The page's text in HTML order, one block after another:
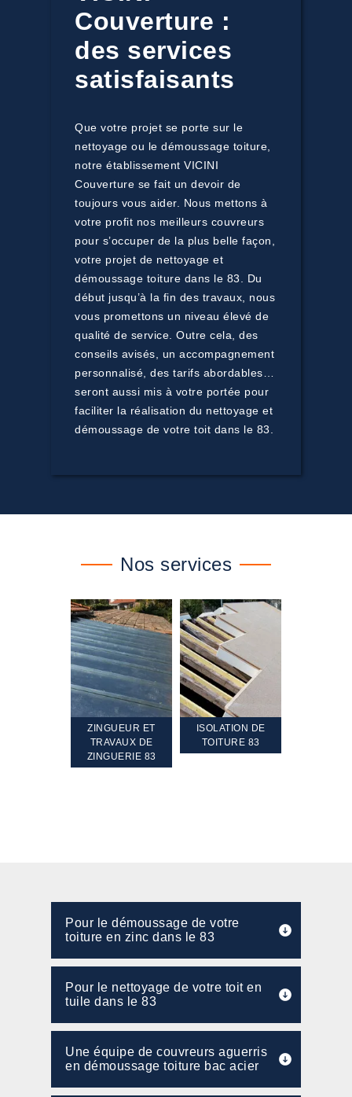
Couverture :
des services
satisfaisants
Que votre projet se porte sur le
nettoyage ou le démoussage toiture,
notre établissement VICINI
Couverture se fait un devoir de
toujours vous aider. Nous mettons à
votre profit nos meilleurs couvreurs
pour s’occuper de la plus belle façon,
votre projet de nettoyage et
démoussage toiture dans le 83. Du
début jusqu’à la fin des travaux, nous
vous promettons un niveau élevé de
qualité de service. Outre cela, des
conseils avisés, un accompagnement
personnalisé, des tarifs abordables…
seront aussi mis à votre portée pour
faciliter la réalisation du nettoyage et
démoussage de votre toit dans le 83.
Nos services
ISOLATION DE
TOITURE 83
NETTOYAGE ET
RAVALEMENT DE
FAÇADE 83 VAR
Pour le démoussage de votre
toiture en zinc dans le 83
Pour le nettoyage de votre toit en
tuile dans le 83
Une équipe de couvreurs aguerris
en démoussage toiture bac acier